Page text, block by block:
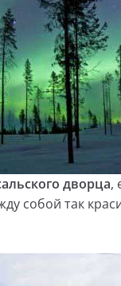
дворца,
собой так